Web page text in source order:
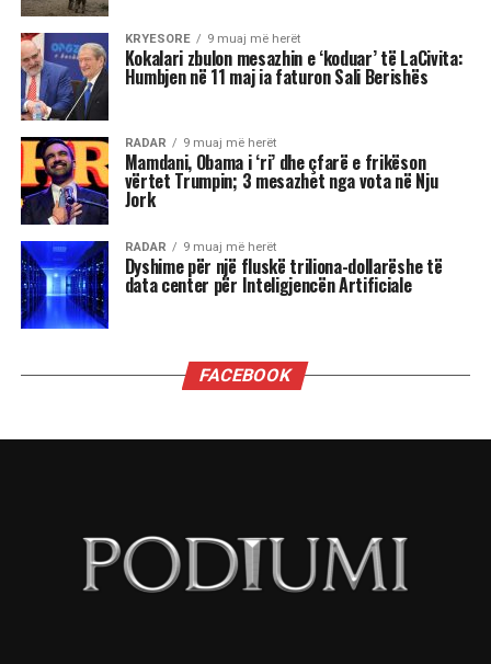
Luani
Luanët kanë nevojë të madhe për vëmendje dhe
admirim. Kur këto nevoja nuk plotësohen,
ndjenja e xhelozisë mund të bëhet e fortë. Ata
shpesh nënvlerësojnë ata që i sfidojnë në
pozicionin e tyre, sidomos në rolin udhëheqës.
Astrologjia i këshillon Luanët të ushtrojnë më
shumë përulësi për të shmangur zilitë e
panevojshme.
Virgjëresha
nevojës së tyre për përsosmëri. Krahasimet e
ndihen konkurrues ose të zhgënjyer. Ato
ritmin e saj personal dhe të shmangë krahasimet
e panevojshme.